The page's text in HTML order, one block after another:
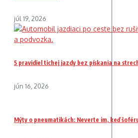
júl 19, 2026
5 pravidiel tichej jazdy bez pískania na
jún 16, 2026
Mýty o pneumatikách: Neverte im, keď